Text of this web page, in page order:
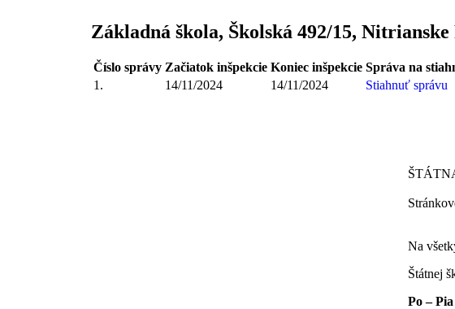
Základná škola, Školská 492/15, Nitrianske
Číslo správy Začiatok inšpekcie Koniec inšpekcie Správa na
1.
14/11/2024 14/11/2024 Stiahnuť správu
Na
Štátnej
Po –